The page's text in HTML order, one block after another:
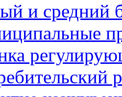
и средний